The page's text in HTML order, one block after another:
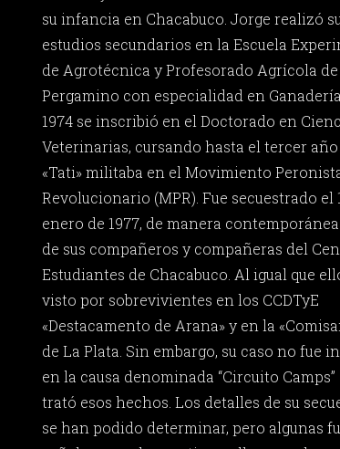
su infancia en Chacabuco. Jorge realizó
estudios secundarios en la Escuela
de Agrotécnica y Profesorado Agrícola de
Pergamino con especialidad en
1974 se inscribió en el Doctorado en
Veterinarias, cursando hasta el tercer año
«Tati» militaba en el Movimiento
Revolucionario (MPR). Fue secuestrado el
enero de 1977, de manera
de sus compañeros y compañeras del
Estudiantes de Chacabuco. Al igual que
visto por sobrevivientes en los CCDTyE
«Destacamento de Arana» y en la
de La Plata. Sin embargo, su caso no fue
en la causa denominada “Circuito Camps”
trató esos hechos. Los detalles de su
se han podido determinar, pero algunas